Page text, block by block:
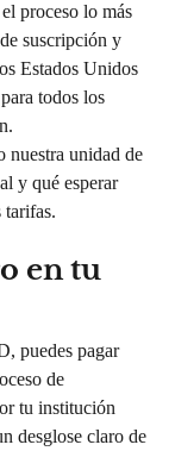
proceso lo más
suscripción y
Estados Unidos
todos los
nuestra unidad de
y qué esperar
tarifas.
en tu
puedes pagar
de
tu institución
desglose claro de